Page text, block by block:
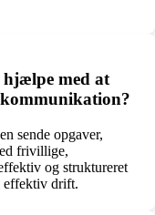
med at
sende opgaver,
frivillige,
og struktureret
effektiv drift.